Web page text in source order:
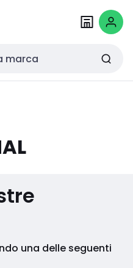
una delle seguenti